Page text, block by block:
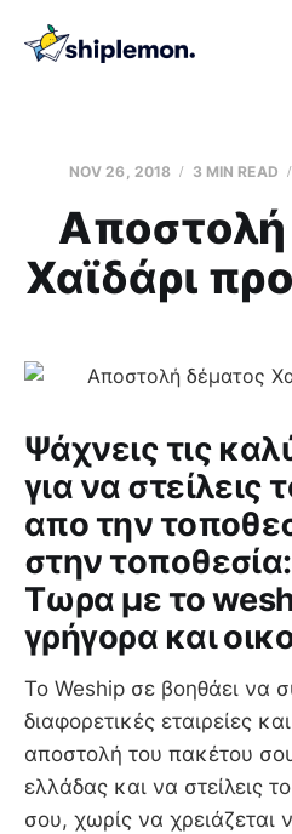
NOV 26, 2018 3 MIN READ
Χαϊδάρι
Ψάχνεις τις
για να στείλεις
απο την
στην
Τωρα με το
γρήγορα και
Το Weship σε βοηθάει να
διαφορετικές εταιρείες
αποστολή του πακέτου
ελλάδας και να στείλεις
σου, χωρίς να χρειάζεται